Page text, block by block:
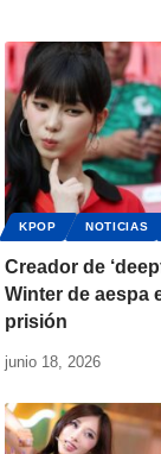
KPOP NOTICIAS
Creador de
Winter de aespa
prisión
junio 18, 2026